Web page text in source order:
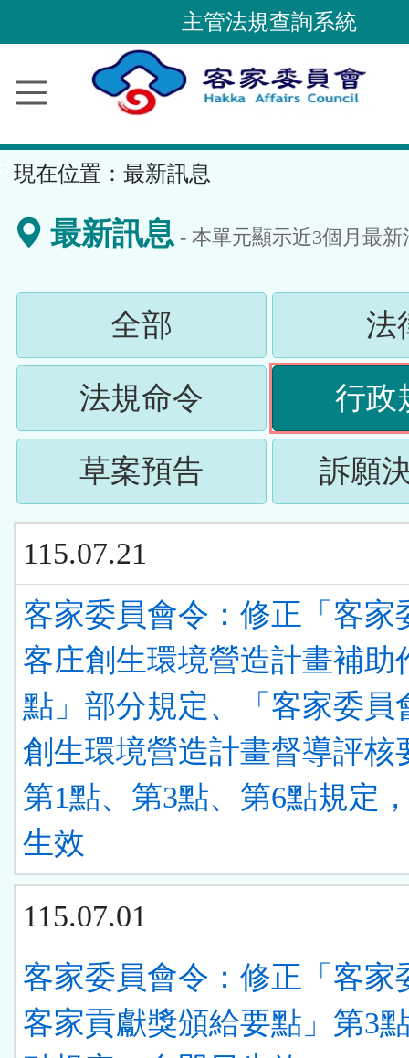
到
要
容
區
主管法規查詢系統
現在位置： 最新訊息
最新訊息 - 本單元顯示近3個月最新
全部
按
下
ENTER
查
清
單)
法
法規命令
按
ENTER
查
看
清
單)
行政
草案預告
按
ENTER
查
看
清
單)
訴願
115.07.21
客家委員會令：修正「客家
客庄創生環境營造計畫補助
點」部分規定、「客家委員
創生環境營造計畫督導評核
第1點、第3點、第6點規定
生效
115.07.01
客家委員會令：修正「客家
客家貢獻獎頒給要點」第3